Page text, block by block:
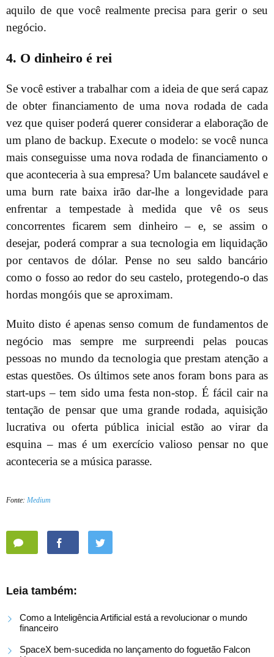
aquilo de que você realmente precisa para gerir o seu
negócio.
4. O dinheiro é rei
Se você estiver a trabalhar com a ideia de que será capaz
de obter financiamento de uma nova rodada de cada
vez que quiser poderá querer considerar a elaboração de
um plano de backup. Execute o modelo: se você nunca
mais conseguisse uma nova rodada de financiamento o
que aconteceria à sua empresa? Um balancete saudável e
uma burn rate baixa irão dar-lhe a longevidade para
enfrentar a tempestade à medida que vê os seus
concorrentes ficarem sem dinheiro – e, se assim o
desejar, poderá comprar a sua tecnologia em liquidação
por centavos de dólar. Pense no seu saldo bancário
como o fosso ao redor do seu castelo, protegendo-o das
hordas mongóis que se aproximam.
Muito disto é apenas senso comum de fundamentos de
negócio mas sempre me surpreendi pelas poucas
pessoas no mundo da tecnologia que prestam atenção a
estas questões. Os últimos sete anos foram bons para as
start-ups – tem sido uma festa non-stop. É fácil cair na
tentação de pensar que uma grande rodada, aquisição
lucrativa ou oferta pública inicial estão ao virar da
esquina – mas é um exercício valioso pensar no que
aconteceria se a música parasse.
Fonte: Medium
Leia também:
Como a Inteligência Artificial está a revolucionar o mundo
financeiro
SpaceX bem-sucedida no lançamento do foguetão Falcon